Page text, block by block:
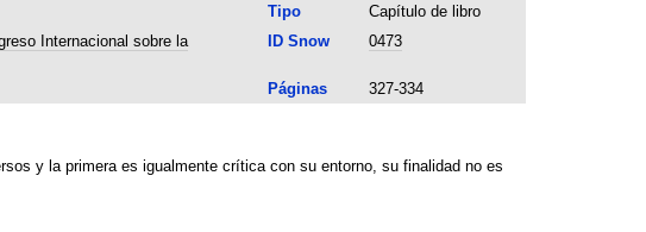
Tipo
Capítulo de libro
Internacional sobre la
ID Snow 0473
Páginas
327-334
y la primera es igualmente crítica con su entorno, su finalidad no es